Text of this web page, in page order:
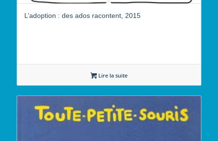
L’adoption : des ados racontent, 2015
Lire la suite